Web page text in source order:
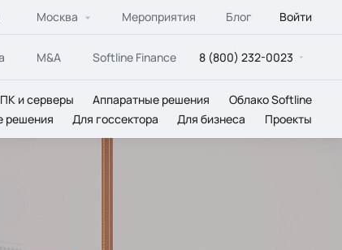
Москва Мероприятия Блог Войти
M&A Softline Finance 8 (800) 232-0023
и серверы Аппаратные решения
Облако Softline
решения Для госсектора Для бизнеса Проекты